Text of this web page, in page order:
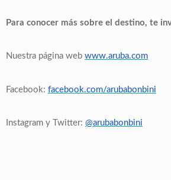
Para conocer más sobre el destino, te
Nuestra página web www.aruba.com
Facebook: facebook.com/arubabonbini
Instagram y Twitter: @arubabonbini